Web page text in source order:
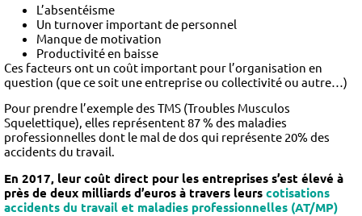
L’absentéisme
Un turnover important de personnel
Manque de motivation
Productivité en baisse
Ces facteurs ont un coût important pour l’organisation en
question (que ce soit une entreprise ou collectivité ou autre…)
Pour prendre l’exemple des TMS (Troubles Musculos
Squelettique), elles représentent 87 % des maladies
professionnelles dont le mal de dos qui représente 20% des
accidents du travail.
En 2017, leur coût direct pour les entreprises s’est élevé à
près de deux milliards d’euros à travers leurs cotisations
accidents du travail et maladies professionnelles (AT/MP)